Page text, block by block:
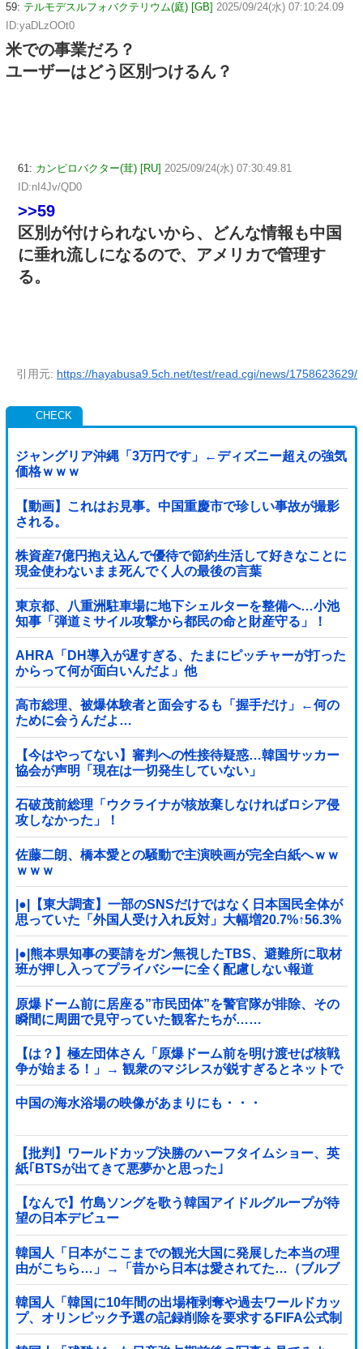
59: テルモデスルフォバクテリウム(庭) [GB] 2025/09/24(水) 07:10:24.09
ID:yaDLzOOt0
米での事業だろ？
ユーザーはどう区別つけるん？
61: カンピロバクター(茸) [RU] 2025/09/24(水) 07:30:49.81
ID:nI4Jv/QD0
>>59
区別が付けられないから、どんな情報も中国
に垂れ流しになるので、アメリカで管理す
る。
引用元: https://hayabusa9.5ch.net/test/read.cgi/news/1758623629/
ジャングリア沖縄「3万円です」←ディズニー超えの強気
価格ｗｗｗ
【動画】これはお見事。中国重慶市で珍しい事故が撮影
される。
株資産7億円抱え込んで優待で節約生活して好きなことに
現金使わないまま死んでく人の最後の言葉
東京都、八重洲駐車場に地下シェルターを整備へ…小池
知事「弾道ミサイル攻撃から都民の命と財産守る」！
AHRA「DH導入が遅すぎる、たまにピッチャーが打った
からって何が面白いんだよ」他
高市総理、被爆体験者と面会するも「握手だけ」←何の
ために会うんだよ…
【今はやってない】審判への性接待疑惑…韓国サッカー
協会が声明「現在は一切発生していない」
石破茂前総理「ウクライナが核放棄しなければロシア侵
攻しなかった」！
佐藤二朗、橋本愛との騒動で主演映画が完全白紙へｗｗ
ｗｗｗ
|●|【東大調査】一部のSNSだけではなく日本国民全体が
思っていた「外国人受け入れ反対」大幅増20.7%↑56.3%
|●|熊本県知事の要請をガン無視したTBS、避難所に取材
班が押し入ってプライバシーに全く配慮しない報道
を……
原爆ドーム前に居座る”市民団体”を警官隊が排除、その
瞬間に周囲で見守っていた観客たちが……
【は？】極左団体さん「原爆ドーム前を明け渡せば核戦
争が始まる！」→ 観衆のマジレスが鋭すぎるとネットで
話題に → ｗｗｗｗｗｗｗｗｗｗｗｗ
中国の海水浴場の映像があまりにも・・・
【批判】ワールドカップ決勝のハーフタイムショー、英
紙｢BTSが出てきて悪夢かと思った｣
【なんで】竹島ソングを歌う韓国アイドルグループが待
望の日本デビュー
韓国人「日本がここまでの観光大国に発展した本当の理
由がこちら…」→「昔から日本は愛されてた…（ブルブ
ル」＝韓国の反応
韓国人「韓国に10年間の出場権剥奪や過去ワールドカッ
プ、オリンピック予選の記録削除を要求するFIFA公式制
裁を海外メディアが報道！」